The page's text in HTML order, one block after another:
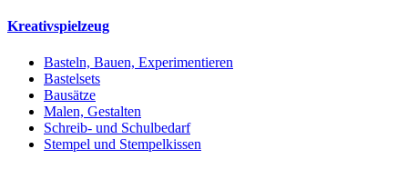
Kreativspielzeug
Basteln, Bauen, Experimentieren
Bastelsets
Bausätze
Malen, Gestalten
Schreib- und Schulbedarf
Stempel und Stempelkissen